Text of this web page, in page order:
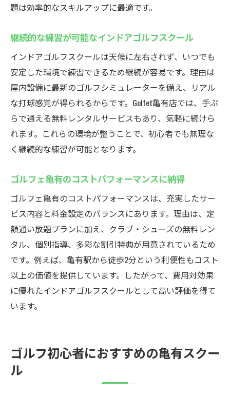
題は効率的なスキルアップに最適です。
継続的な練習が可能なインドアゴルフスクール
インドアゴルフスクールは天候に左右されず、いつでも
安定した環境で練習できるため継続が容易です。理由は
屋内設備に最新のゴルフシミュレーターを備え、リアル
な打球感覚が得られるからです。Golfet亀有店では、手ぶ
らで通える無料レンタルサービスもあり、気軽に続けら
れます。これらの環境が整うことで、初心者でも無理な
く継続的な練習が可能となります。
ゴルフェ亀有のコストパフォーマンスに納得
ゴルフェ亀有のコストパフォーマンスは、充実したサー
ビス内容と料金設定のバランスにあります。理由は、定
額通い放題プランに加え、クラブ・シューズの無料レン
タル、個別指導、多彩な割引特典が用意されているため
です。例えば、亀有駅から徒歩2分という利便性もコスト
以上の価値を提供しています。したがって、費用対効果
に優れたインドアゴルフスクールとして高い評価を得て
います。
ゴルフ初心者におすすめの亀有スクー
ル